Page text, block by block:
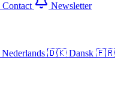
Contact
Newsletter
Nederlands 🇩🇰 Dansk 🇫🇷